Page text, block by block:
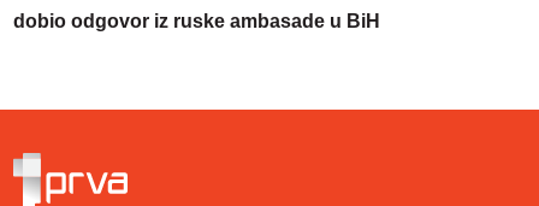
dobio odgovor iz ruske ambasade u BiH